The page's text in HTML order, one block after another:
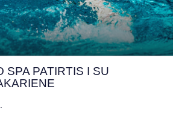
SPA PATIRTIS I SU